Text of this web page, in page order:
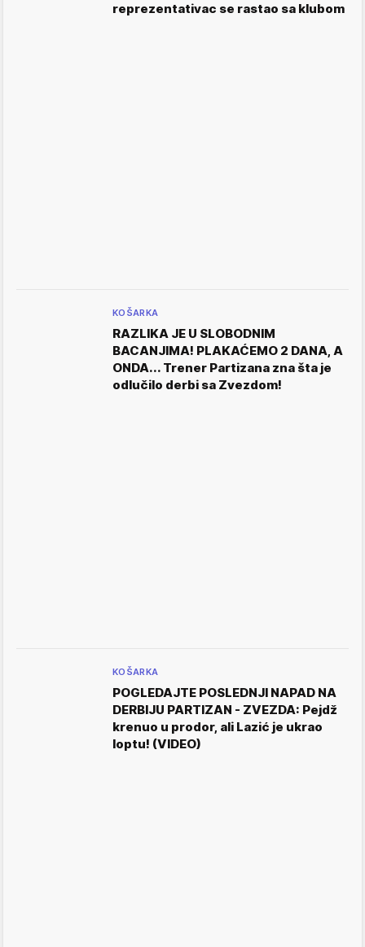
reprezentativac se rastao sa klubom
KOŠARKA
RAZLIKA JE U SLOBODNIM
BACANJIMA! PLAKAĆEMO 2 DANA, A
ONDA... Trener Partizana zna šta je
odlučilo derbi sa Zvezdom!
KOŠARKA
POGLEDAJTE POSLEDNJI NAPAD NA
DERBIJU PARTIZAN - ZVEZDA: Pejdž
krenuo u prodor, ali Lazić je ukrao
loptu! (VIDEO)